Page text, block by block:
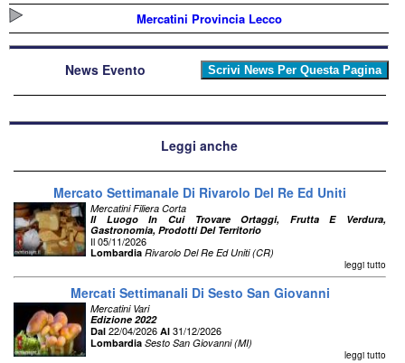
Mercatini Provincia Lecco
News Evento
Leggi anche
Mercato Settimanale Di Rivarolo Del Re Ed Uniti
Mercatini Filiera Corta
Il Luogo In Cui Trovare Ortaggi, Frutta E Verdura,
Gastronomia, Prodotti Del Territorio
Il 05/11/2026
Lombardia Rivarolo Del Re Ed Uniti (CR)
leggi tutto
Mercati Settimanali Di Sesto San Giovanni
Mercatini Vari
Edizione 2022
Dal 22/04/2026 Al 31/12/2026
Lombardia Sesto San Giovanni (MI)
leggi tutto